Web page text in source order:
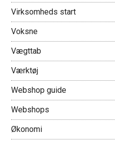
Virksomheds start
Voksne
Vægttab
Værktøj
Webshop guide
Webshops
Økonomi